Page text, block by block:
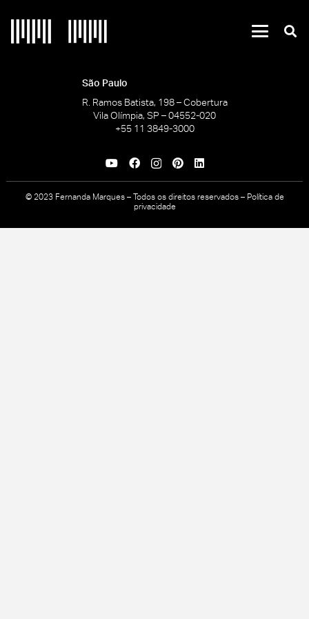
São Paulo
R. Ramos Batista, 198 – Cobertura
Vila Olímpia, SP – 04552-020
+55 11 3849-3000
© 2023 Fernanda Marques – Todos os direitos reservados – Política de
privacidade